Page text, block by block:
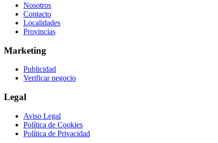
Nosotros
Contacto
Localidades
Provincias
Marketing
Publicidad
Verificar negocio
Legal
Aviso Legal
Política de Cookies
Política de Privacidad